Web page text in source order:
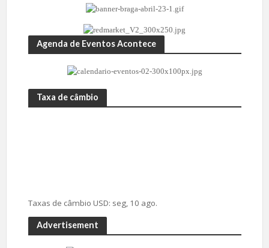
Agenda de Eventos Acontece
Taxa de câmbio
Taxas de câmbio USD: seg, 10 ago.
Advertisement